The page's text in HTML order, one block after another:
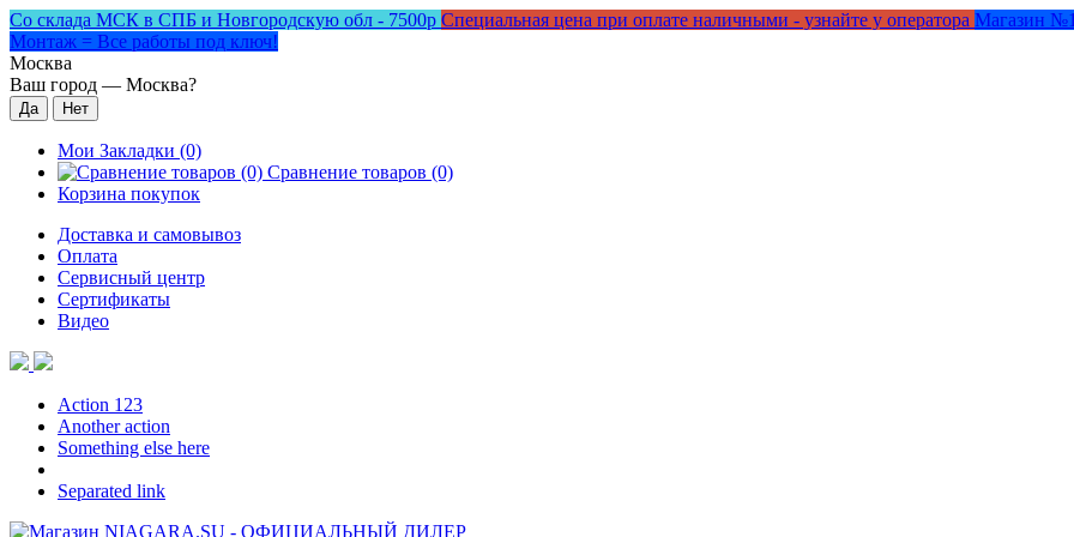
Со склада МСК в СПБ и Новгородскую обл - 7500р Специальная цена при оплате наличными - узнайте у оператора Магазин
Монтаж = Все работы под ключ!
Москва
Ваш город — Москва?
Мои Закладки (0)
Сравнение товаров (0)
Корзина покупок
Доставка и самовывоз
Оплата
Сервисный центр
Сертификаты
Видео
Action 123
Another action
Something else here
Separated link